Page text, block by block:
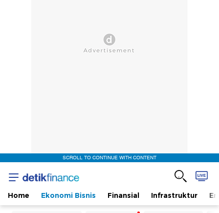
SCROLL TO CONTINUE WITH CONTENT
Home Ekonomi Bisnis Finansial Infrastruktur